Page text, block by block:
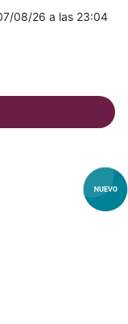
08/26 a las 23:04